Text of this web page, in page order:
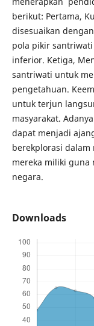
berikut: Pertama,
disesuaikan
pola pikir
inferior. Ketiga,
santriwati untuk
pengetahuan.
untuk terjun
masyarakat.
dapat menjadi
berekplorasi dalam
mereka miliki guna
negara.
Downloads